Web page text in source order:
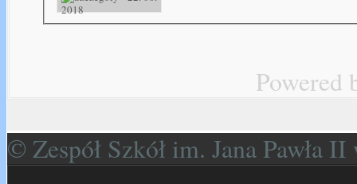
2018
Powered
© Zespół Szkół im. Jana Pawła